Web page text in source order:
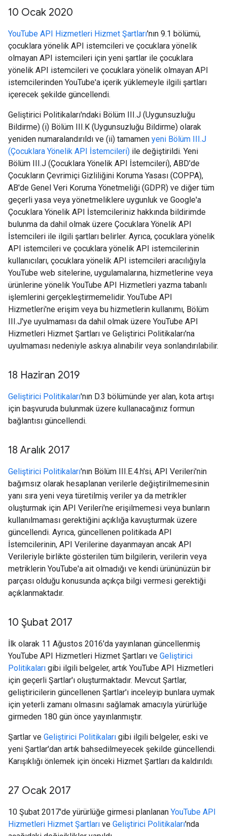
10 Ocak 2020
YouTube API Hizmetleri Hizmet Şartları'nın 9.1 bölümü,
çocuklara yönelik API istemcileri ve çocuklara yönelik
olmayan API istemcileri için yeni şartlar ile çocuklara
yönelik API istemcileri ve çocuklara yönelik olmayan API
istemcilerinden YouTube'a içerik yüklemeyle ilgili şartları
içerecek şekilde güncellendi.
Geliştirici Politikaları'ndaki Bölüm III.J (Uygunsuzluğu
Bildirme) (i) Bölüm III.K (Uygunsuzluğu Bildirme) olarak
yeniden numaralandırıldı ve (ii) tamamen yeni Bölüm III.J
(Çocuklara Yönelik API İstemcileri) ile değiştirildi. Yeni
Bölüm III.J (Çocuklara Yönelik API İstemcileri), ABD'de
Çocukların Çevrimiçi Gizliliğini Koruma Yasası (COPPA),
AB'de Genel Veri Koruma Yönetmeliği (GDPR) ve diğer tüm
geçerli yasa veya yönetmeliklere uygunluk ve Google'a
Çocuklara Yönelik API İstemcileriniz hakkında bildirimde
bulunma da dahil olmak üzere Çocuklara Yönelik API
İstemcileri ile ilgili şartları belirler. Ayrıca, çocuklara yönelik
API istemcileri ve çocuklara yönelik API istemcilerinin
kullanıcıları, çocuklara yönelik API istemcileri aracılığıyla
YouTube web sitelerine, uygulamalarına, hizmetlerine veya
ürünlerine yönelik YouTube API Hizmetleri yazma tabanlı
işlemlerini gerçekleştirmemelidir. YouTube API
Hizmetleri'ne erişim veya bu hizmetlerin kullanımı, Bölüm
III.J'ye uyulmaması da dahil olmak üzere YouTube API
Hizmetleri Hizmet Şartları ve Geliştirici Politikaları'na
uyulmaması nedeniyle askıya alınabilir veya sonlandırılabilir.
18 Haziran 2019
Geliştirici Politikaları'nın D.3 bölümünde yer alan, kota artışı
için başvuruda bulunmak üzere kullanacağınız formun
bağlantısı güncellendi.
18 Aralık 2017
Geliştirici Politikaları'nın Bölüm III.E.4.h'si, API Verileri'nin
bağımsız olarak hesaplanan verilerle değiştirilmemesinin
yanı sıra yeni veya türetilmiş veriler ya da metrikler
oluşturmak için API Verileri'ne erişilmemesi veya bunların
kullanılmaması gerektiğini açıklığa kavuşturmak üzere
güncellendi. Ayrıca, güncellenen politikada API
İstemcilerinin, API Verilerine dayanmayan ancak API
Verileriyle birlikte gösterilen tüm bilgilerin, verilerin veya
metriklerin YouTube'a ait olmadığı ve kendi ürününüzün bir
parçası olduğu konusunda açıkça bilgi vermesi gerektiği
açıklanmaktadır.
10 Şubat 2017
İlk olarak 11 Ağustos 2016'da yayınlanan güncellenmiş
YouTube API Hizmetleri Hizmet Şartları ve Geliştirici
Politikaları gibi ilgili belgeler, artık YouTube API Hizmetleri
için geçerli Şartlar'ı oluşturmaktadır. Mevcut Şartlar,
geliştiricilerin güncellenen Şartlar'ı inceleyip bunlara uymak
için yeterli zamanı olmasını sağlamak amacıyla yürürlüğe
girmeden 180 gün önce yayınlanmıştır.
Şartlar ve Geliştirici Politikaları gibi ilgili belgeler, eski ve
yeni Şartlar'dan artık bahsedilmeyecek şekilde güncellendi.
Karışıklığı önlemek için önceki Hizmet Şartları da kaldırıldı.
27 Ocak 2017
10 Şubat 2017'de yürürlüğe girmesi planlanan YouTube API
Hizmetleri Hizmet Şartları ve Geliştirici Politikaları'nda